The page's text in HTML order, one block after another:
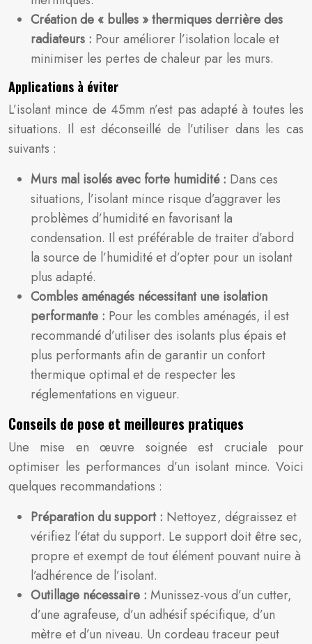
Création de « bulles » thermiques derrière des
radiateurs : Pour améliorer l’isolation locale et
minimiser les pertes de chaleur par les murs.
Applications à éviter
L’isolant mince de 45mm n’est pas adapté à toutes les
situations. Il est déconseillé de l’utiliser dans les cas
suivants :
Murs mal isolés avec forte humidité : Dans ces
situations, l’isolant mince risque d’aggraver les
problèmes d’humidité en favorisant la
condensation. Il est préférable de traiter d’abord
la source de l’humidité et d’opter pour un isolant
plus adapté.
Combles aménagés nécessitant une isolation
performante : Pour les combles aménagés, il est
recommandé d’utiliser des isolants plus épais et
plus performants afin de garantir un confort
thermique optimal et de respecter les
réglementations en vigueur.
Conseils de pose et meilleures pratiques
Une mise en œuvre soignée est cruciale pour
optimiser les performances d’un isolant mince. Voici
quelques recommandations :
Préparation du support : Nettoyez, dégraissez et
vérifiez l’état du support. Le support doit être sec,
propre et exempt de tout élément pouvant nuire à
l’adhérence de l’isolant.
Outillage nécessaire : Munissez-vous d’un cutter,
d’une agrafeuse, d’un adhésif spécifique, d’un
mètre et d’un niveau. Un cordeau traceur peut